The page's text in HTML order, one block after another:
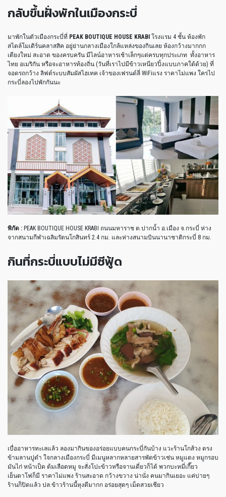
กลับขึ้นฝั่งพักในเมืองกระบี่
มาพักในตัวเมืองกระบี่ที่ PEAK BOUTIQUE HOUSE KRABI โรงแรม 4 ชั้น ห้องพัก
สไตล์โมเดิร์นคลาสสิค อยู่ย่านกลางเมืองใกล้แหล่งของกินเลย ห้องกว้างมากกก
เตียงใหม่ สะอาด ของครบครัน มีไลน์อาหารเช้าเล็กๆแต่ครบทุกประเภท ทั้งอาหาร
ไทย อเมริกัน หรือจะอาหารท้องถิ่น (วันที่เราไปมีข้าวเหนียวปิ้งแบบภาคใต้ด้วย) ที่
จอดรถกว้าง ลิฟต์ระบบสัมผัสไฮเทค เจ้าของเฟรนด์ลี่ WiFiแรง ราคาไม่แพง ใครไป
กระบี่ลองไปพักกันนะ
พิกัด : PEAK BOUTIQUE HOUSE KRABI ถนนมหาราช ต.ปากน้ำ อ.เมือง จ.กระบี่ ห่าง
จากสนามกีฬาเฉลิมรัตนโกสินทร์ 2.4 กม. และห่างสนามบินนานาชาติกระบี่ 8 กม.
กินที่กระบี่แบบไม่มีซีฟู้ด
เบื่ออาหารทะเลแล้ว ลองมากินของอร่อยแบบคนกระบี่กันบ้าง แวะร้านโกส้วง ตรง
ข้ามลานปูดำ ใจกลางเมืองกระบี่ มีเมนูหลากหลายสารพัดข้าวเช่น หมูแดง หมูกรอบ
มันไก่ หน้าเป็ด ต้มเลือดหมู จะสั่งโปะข้าวหรือจานเดี่ยวก็ได้ พวกบะหมี่เกี๊ยว
เย็นตาโฟก็มี ราคาไม่แพง ร้านสะอาด กว้างขวาง น่านั่ง คนมากินเยอะ แค่บ่ายๆ
ร้านก็ปิดแล้ว ปล.ข้าวร้านนี้หุงดีมากก อร่อยสุดๆ เม็ดสวยเชียว